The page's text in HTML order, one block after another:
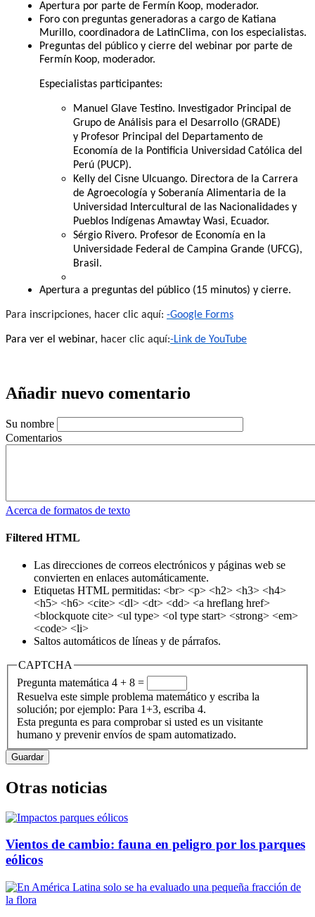
Apertura por parte de Fermín Koop, moderador.
Foro con preguntas generadoras a cargo de Katiana
Murillo, coordinadora de LatinClima, con los especialistas.
Preguntas del público y cierre del webinar por parte de
Fermín Koop, moderador.
Especialistas participantes:
Manuel Glave Testino. Investigador Principal de
Grupo de Análisis para el Desarrollo (GRADE)
y Profesor Principal del Departamento de
Economía de la Pontificia Universidad Católica del
Perú (PUCP).
Kelly del Cisne Ulcuango. Directora de la Carrera
de Agroecología y Soberanía Alimentaria de la
Universidad Intercultural de las Nacionalidades y
Pueblos Indígenas Amawtay Wasi, Ecuador.
Sérgio Rivero. Profesor de Economía en la
Universidade Federal de Campina Grande (UFCG),
Brasil.
Apertura a preguntas del público (15 minutos) y cierre.
Para inscripciones, hacer clic aquí: -Google Forms
Para ver el webinar, hacer clic aquí:-Link de YouTube
Añadir nuevo comentario
Su nombre
Comentarios
Acerca de formatos de texto
Filtered HTML
Las direcciones de correos electrónicos y páginas web se
convierten en enlaces automáticamente.
Etiquetas HTML permitidas: <br> <p> <h2> <h3> <h4>
<h5> <h6> <cite> <dl> <dt> <dd> <a hreflang href>
<blockquote cite> <ul type> <ol type start> <strong> <em>
<code> <li>
Saltos automáticos de líneas y de párrafos.
CAPTCHA
Pregunta matemática 4 + 8 =
Resuelva este simple problema matemático y escriba la
solución; por ejemplo: Para 1+3, escriba 4.
Esta pregunta es para comprobar si usted es un visitante
humano y prevenir envíos de spam automatizado.
Otras noticias
Vientos de cambio: fauna en peligro por los parques
eólicos